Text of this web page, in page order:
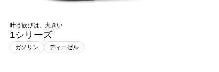
叶う歓びは、大きい
1シリーズ
ガソリン ディーゼル